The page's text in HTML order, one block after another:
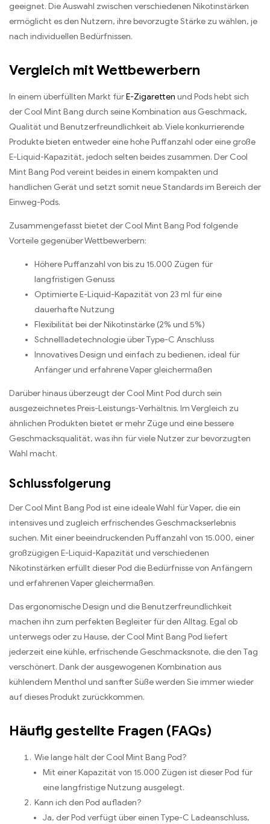
geeignet. Die Auswahl zwischen verschiedenen Nikotinstärken
ermöglicht es den Nutzern, ihre bevorzugte Stärke zu wählen, je
nach individuellen Bedürfnissen.
Vergleich mit Wettbewerbern
In einem überfüllten Markt fürE-Zigaretten und Pods hebt sich
der Cool Mint Bang durch seine Kombination aus Geschmack,
Qualität und Benutzerfreundlichkeit ab. Viele konkurrierende
Produkte bieten entweder eine hohe Puffanzahl oder eine große
E-Liquid-Kapazität, jedoch selten beides zusammen. Der Cool
Mint Bang Pod vereint beides in einem kompakten und
handlichen Gerät und setzt somit neue Standards im Bereich der
Einweg-Pods.
Zusammengefasst bietet der Cool Mint Bang Pod folgende
Vorteile gegenüber Wettbewerbern:
Höhere Puffanzahl von bis zu 15.000 Zügen für
langfristigen Genuss
Optimierte E-Liquid-Kapazität von 23 ml für eine
dauerhafte Nutzung
Flexibilität bei der Nikotinstärke (2% und 5%)
Schnellladetechnologie über Type-C Anschluss
Innovatives Design und einfach zu bedienen, ideal für
Anfänger und erfahrene Vaper gleichermaßen
Darüber hinaus überzeugt der Cool Mint Pod durch sein
ausgezeichnetes Preis-Leistungs-Verhältnis. Im Vergleich zu
ähnlichen Produkten bietet er mehr Züge und eine bessere
Geschmacksqualität, was ihn für viele Nutzer zur bevorzugten
Wahl macht.
Schlussfolgerung
Der Cool Mint Bang Pod ist eine ideale Wahl für Vaper, die ein
intensives und zugleich erfrischendes Geschmackserlebnis
suchen. Mit einer beeindruckenden Puffanzahl von 15.000, einer
großzügigen E-Liquid-Kapazität und verschiedenen
Nikotinstärken erfüllt dieser Pod die Bedürfnisse von Anfängern
und erfahrenen Vaper gleichermaßen.
Das ergonomische Design und die Benutzerfreundlichkeit
machen ihn zum perfekten Begleiter für den Alltag. Egal ob
unterwegs oder zu Hause, der Cool Mint Bang Pod liefert
jederzeit eine kühle, erfrischende Geschmacksnote, die den Tag
verschönert. Dank der ausgewogenen Kombination aus
kühlendem Menthol und sanfter Süße werden Sie immer wieder
auf dieses Produkt zurückkommen.
Häufig gestellte Fragen (FAQs)
Wie lange hält der Cool Mint Bang Pod?
Mit einer Kapazität von 15.000 Zügen ist dieser Pod für
eine langfristige Nutzung ausgelegt.
Kann ich den Pod aufladen?
Ja, der Pod verfügt über einen Type-C Ladeanschluss,